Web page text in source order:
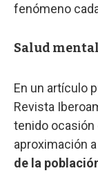
fenómeno
Salud
En un artículo
Revista
tenido ocasión
aproximación
de la